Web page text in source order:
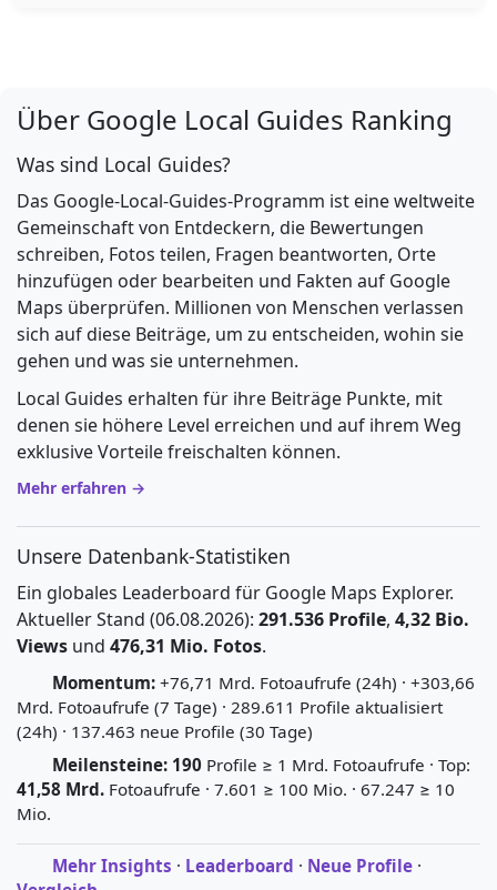
Über Google Local Guides Ranking
Was sind Local Guides?
Das Google-Local-Guides-Programm ist eine weltweite
Gemeinschaft von Entdeckern, die Bewertungen
schreiben, Fotos teilen, Fragen beantworten, Orte
hinzufügen oder bearbeiten und Fakten auf Google
Maps überprüfen. Millionen von Menschen verlassen
sich auf diese Beiträge, um zu entscheiden, wohin sie
gehen und was sie unternehmen.
Local Guides erhalten für ihre Beiträge Punkte, mit
denen sie höhere Level erreichen und auf ihrem Weg
exklusive Vorteile freischalten können.
Mehr erfahren →
Unsere Datenbank-Statistiken
Ein globales Leaderboard für Google Maps Explorer.
Aktueller Stand (06.08.2026): 291.536 Profile, 4,32 Bio.
Views und 476,31 Mio. Fotos.
Momentum: +76,71 Mrd. Fotoaufrufe (24h) · +303,66
Mrd. Fotoaufrufe (7 Tage) · 289.611 Profile aktualisiert
(24h) · 137.463 neue Profile (30 Tage)
Meilensteine: 190 Profile ≥ 1 Mrd. Fotoaufrufe · Top:
41,58 Mrd. Fotoaufrufe · 7.601 ≥ 100 Mio. · 67.247 ≥ 10
Mio.
Mehr Insights · Leaderboard · Neue Profile ·